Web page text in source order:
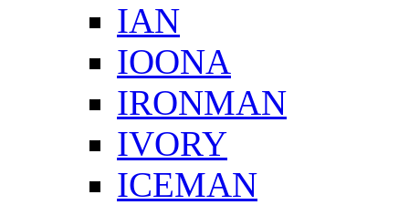
IAN
IOONA
IRONMAN
IVORY
ICEMAN